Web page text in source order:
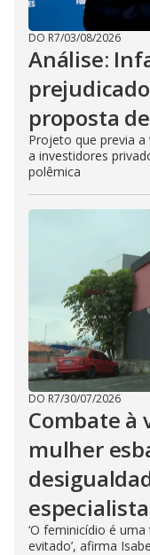
DO R7/03/08/2026
Análise:
proposta de
Projeto que previa
a investidores
polêmica
DO R7/30/07/2026
Combate à
mulher
especialista
‘O feminicídio é
evitado’, afirma